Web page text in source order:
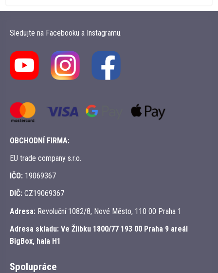
Sledujte na Facebooku a Instagramu.
OBCHODNÍ FIRMA:
EU trade company s.r.o.
IČO: 19069367
DIČ: CZ19069367
Adresa: Revoluční 1082/8, Nové Město, 110 00 Praha 1
Adresa skladu: Ve Žlíbku 1800/77 193 00 Praha 9 areál
BigBox, hala H1
Spolupráce